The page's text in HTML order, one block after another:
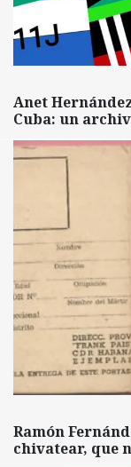
Anet
Cuba: un
Ramón
chivatear, que